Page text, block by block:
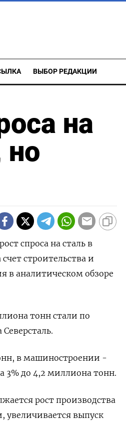
ВЫБОР РЕДАКЦИИ
на
но
спроса на сталь в
строительства и
в аналитическом обзоре
тонн стали по
в машиностроении -
3% до 4,2 миллиона тонн.
рост производства
увеличивается выпуск